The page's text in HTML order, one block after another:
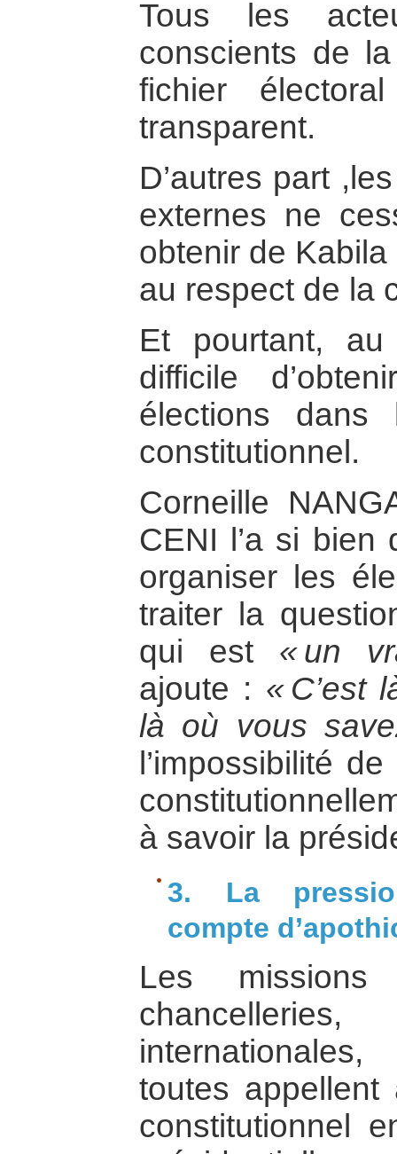
Tous les
conscients de
fichier
transparent.
D’autres part
externes ne
obtenir de
au respect de la
Et pourtant,
difficile
élections
constitutionnel.
Corneille
CENI l’a si
organiser les
traiter la
qui est « un
ajoute : « C’est
là où vous
l’impossibilité
à savoir la
3. La
compte
Les missions
toutes appellent
constitutionnel